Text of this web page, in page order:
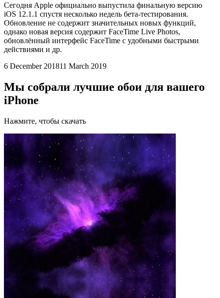
Сегодня Apple официально выпустила финальную версию
iOS 12.1.1 спустя несколько недель бета-тестирования.
Обновление не содержит значительных новых функций,
однако новая версия содержит FaceTime Live Photos,
обновлённый интерфейс FaceTime с удобными быстрыми
действиями и др.
6 December 201811 March 2019
Мы собрали лучшие обои для вашего
iPhone
Нажмите, чтобы скачать